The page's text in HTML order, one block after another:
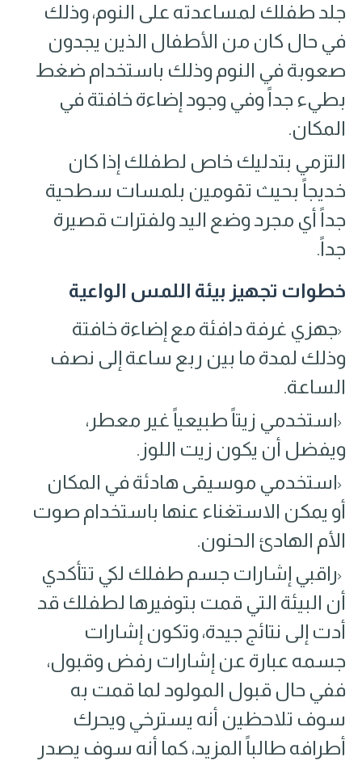
جلد طفلك لمساعدته على النوم، وذلك
في حال كان من الأطفال الذين يجدون
صعوبة في النوم وذلك باستخدام ضغط
بطيء جداً وفي وجود إضاءة خافتة في
المكان.
التزمي بتدليك خاص لطفلك إذا كان
خديجاً بحيث تقومين بلمسات سطحية
جداً أي مجرد وضع اليد ولفترات قصيرة
جداً.
خطوات تجهيز بيئة اللمس الواعية
جهزي غرفة دافئة مع إضاءة خافتة
وذلك لمدة ما بين ربع ساعة إلى نصف
الساعة.
استخدمي زيتاً طبيعياً غير معطر،
ويفضل أن يكون زيت اللوز.
استخدمي موسيقى هادئة في المكان
أو يمكن الاستغناء عنها باستخدام صوت
الأم الهادئ الحنون.
راقبي إشارات جسم طفلك لكي تتأكدي
أن البيئة التي قمت بتوفيرها لطفلك قد
أدت إلى نتائج جيدة، وتكون إشارات
جسمه عبارة عن إشارات رفض وقبول،
ففي حال قبول المولود لما قمت به
سوف تلاحظين أنه يسترخي ويحرك
أطرافه طالباً المزيد، كما أنه سوف يصدر